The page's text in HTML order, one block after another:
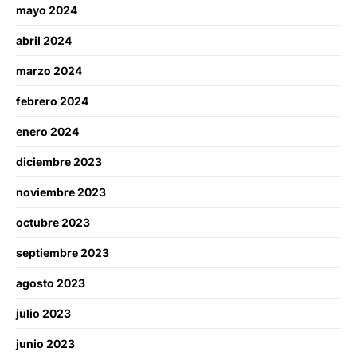
mayo 2024
abril 2024
marzo 2024
febrero 2024
enero 2024
diciembre 2023
noviembre 2023
octubre 2023
septiembre 2023
agosto 2023
julio 2023
junio 2023